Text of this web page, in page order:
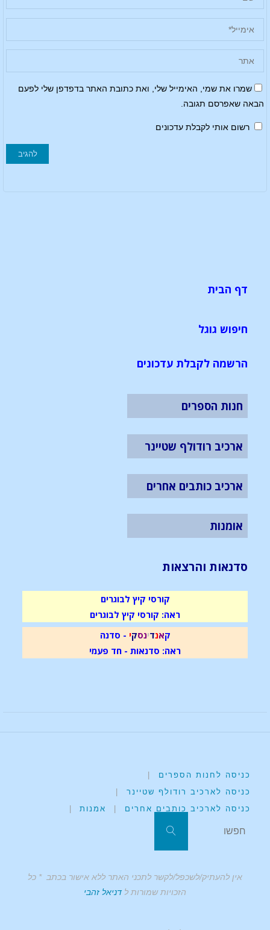
שמרו את שמי, האימייל שלי, ואת כתובת האתר בדפדפן שלי לפעם
הבאה שאפרסם תגובה.
רשום אותי לקבלת עדכונים
דף הבית
חיפוש גוגל
הרשמה לקבלת עדכונים
חנות הספרים
ארכיב רודולף שטיינר
ארכיב כותבים אחרים
אומנות
סדנאות והרצאות
קורסי קיץ לבוגרים
ראה: קורסי קיץ לבוגרים
קאנדינסקי - סדנה
ראה: סדנאות - חד פעמי
כניסה לחנות הספרים
כניסה לארכיב רודולף שטיינר
כניסה לארכיב כותבים אחרים
אמנות
אין להעתיק/לשכפל/לקשר לתכני האתר ללא אישור בכתב * כל
הזכויות שמורות לדניאל זהבי